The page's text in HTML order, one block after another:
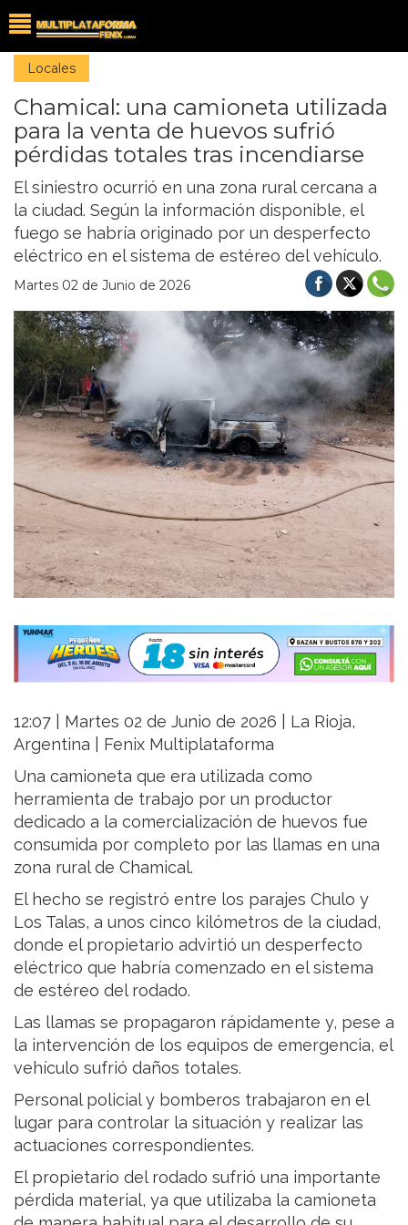
Locales
Chamical: una camioneta utilizada
para la venta de huevos sufrió
pérdidas totales tras incendiarse
El siniestro ocurrió en una zona rural cercana a
la ciudad. Según la información disponible, el
fuego se habría originado por un desperfecto
eléctrico en el sistema de estéreo del vehículo.
Martes 02 de Junio de 2026
12:07 | Martes 02 de Junio de 2026 | La Rioja,
Argentina | Fenix Multiplataforma
Una camioneta que era utilizada como
herramienta de trabajo por un productor
dedicado a la comercialización de huevos fue
consumida por completo por las llamas en una
zona rural de Chamical.
El hecho se registró entre los parajes Chulo y
Los Talas, a unos cinco kilómetros de la ciudad,
donde el propietario advirtió un desperfecto
eléctrico que habría comenzado en el sistema
de estéreo del rodado.
Las llamas se propagaron rápidamente y, pese a
la intervención de los equipos de emergencia, el
vehículo sufrió daños totales.
Personal policial y bomberos trabajaron en el
lugar para controlar la situación y realizar las
actuaciones correspondientes.
El propietario del rodado sufrió una importante
pérdida material, ya que utilizaba la camioneta